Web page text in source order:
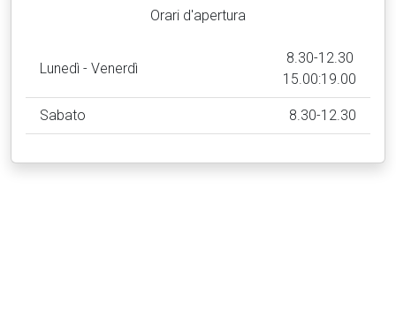
Orari d'apertura
Lunedì - Venerdì
8.30-12.30
15.00:19.00
Sabato 8.30-12.30